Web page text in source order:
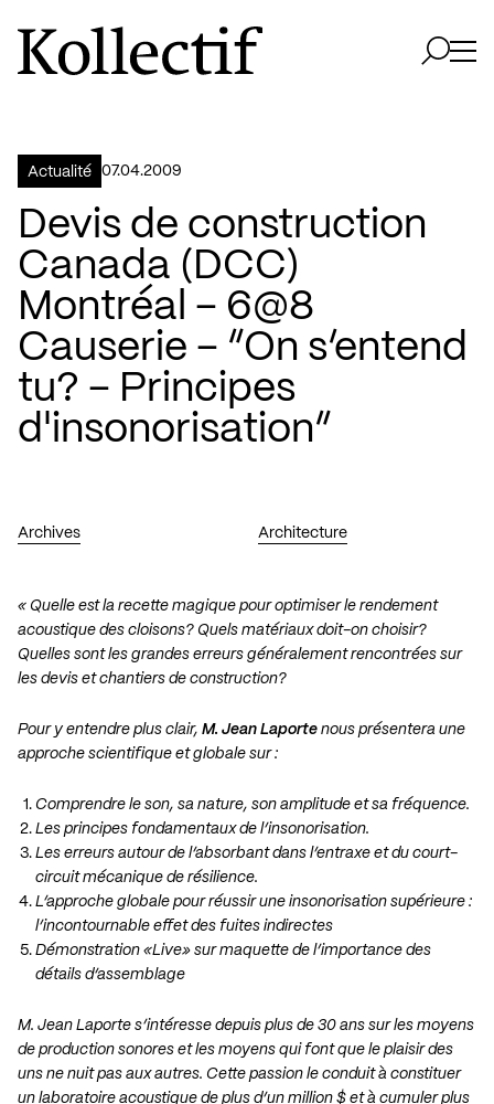
Aller à la page d'accueil
Logo Kollectif
Actualité 07.04.2009
Devis de construction
Canada (DCC)
Montréal – 6@8
Causerie – “On s’entend
tu? – Principes
d'insonorisation”
Archives Architecture
« Quelle est la recette magique pour optimiser le rendement
acoustique des cloisons? Quels matériaux doit-on choisir?
Quelles sont les grandes erreurs généralement rencontrées sur
les devis et chantiers de construction?
Pour y entendre plus clair, M. Jean Laporte nous présentera une
approche scientifique et globale sur :
Comprendre le son, sa nature, son amplitude et sa fréquence.
Les principes fondamentaux de l’insonorisation.
Les erreurs autour de l’absorbant dans l’entraxe et du court-
circuit mécanique de résilience.
L’approche globale pour réussir une insonorisation supérieure :
l’incontournable effet des fuites indirectes
Démonstration «Live» sur maquette de l’importance des
détails d’assemblage
M. Jean Laporte s’intéresse depuis plus de 30 ans sur les moyens
de production sonores et les moyens qui font que le plaisir des
uns ne nuit pas aux autres. Cette passion le conduit à constituer
un laboratoire acoustique de plus d’un million $ et à cumuler plus